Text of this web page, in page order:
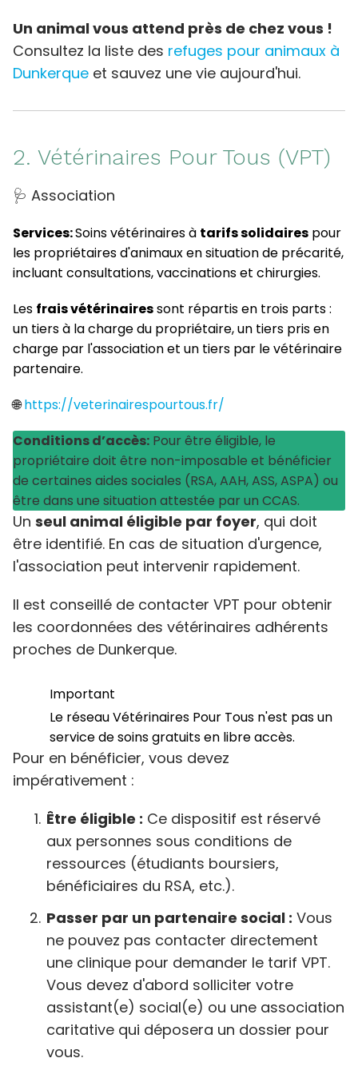
Un animal vous attend près de chez vous !
Consultez la liste des refuges pour animaux à
Dunkerque et sauvez une vie aujourd'hui.
2. Vétérinaires Pour Tous (VPT)
🩺 Association
Services:Soins vétérinaires à tarifs solidaires pour
les propriétaires d'animaux en situation de précarité,
incluant consultations, vaccinations et chirurgies.
Les frais vétérinairessont répartis en trois parts :
un tiers à la charge du propriétaire, un tiers pris en
charge par l'association et un tiers par le vétérinaire
partenaire.
🌐https://veterinairespourtous.fr/
Conditions d’accès: Pour être éligible, le
propriétaire doit être non-imposable et bénéficier
de certaines aides sociales (RSA, AAH, ASS, ASPA) ou
être dans une situation attestée par un CCAS.
Un seul animal éligible par foyer, qui doit
être identifié. En cas de situation d'urgence,
l'association peut intervenir rapidement.​
Il est conseillé de contacter VPT pour obtenir
les coordonnées des vétérinaires adhérents
proches de Dunkerque.
Important
Le réseau Vétérinaires Pour Tous n'est pas un
service de soins gratuits en libre accès.
Pour en bénéficier, vous devez
impérativement :
Être éligible : Ce dispositif est réservé
aux personnes sous conditions de
ressources (étudiants boursiers,
bénéficiaires du RSA, etc.).
Passer par un partenaire social : Vous
ne pouvez pas contacter directement
une clinique pour demander le tarif VPT.
Vous devez d'abord solliciter votre
assistant(e) social(e) ou une association
caritative qui déposera un dossier pour
vous.